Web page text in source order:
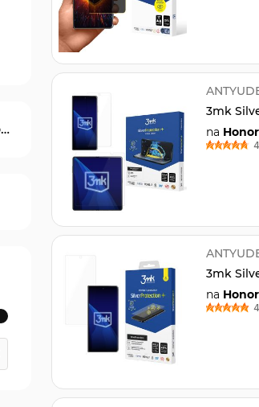
3mk
na
3mk
na
Seria produktowa